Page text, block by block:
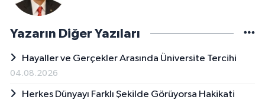
Yazarın Diğer Yazıları
Hayaller ve Gerçekler Arasında Üniversite Tercihi
04.08.2026
Herkes Dünyayı Farklı Şekilde Görüyorsa Hakikati